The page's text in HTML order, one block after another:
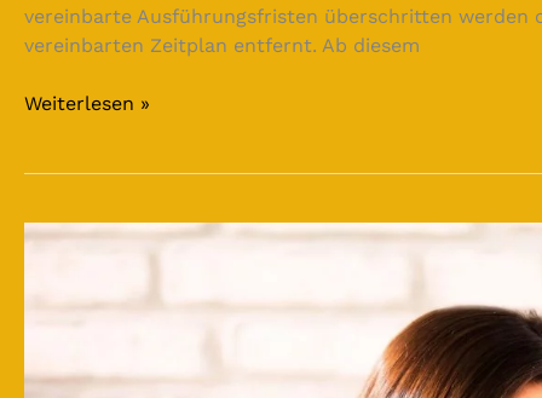
vereinbarte Ausführungsfristen überschritten werden
vereinbarten Zeitplan entfernt. Ab diesem
Weiterlesen »
Warum
sollten